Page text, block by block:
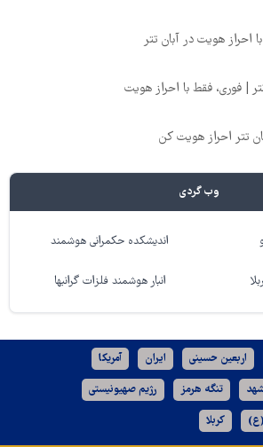
وب گردی
اندیشکده حکمرانی هوشمند
انبار هوشمند فلزات گرانبها
اربعین حسینی ایران آمریکا
تنگه هرمز رژیم صهیونیستی
کربلا